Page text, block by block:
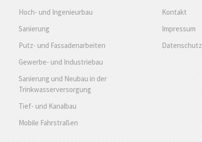
Hoch- und Ingenieurbau
Sanierung
Putz- und Fassadenarbeiten
Gewerbe- und Industriebau
Sanierung und Neubau in der
Trinkwasserversorgung
Tief- und Kanalbau
Mobile Fahrstraßen
Kontakt
Impressum
Datenschutz